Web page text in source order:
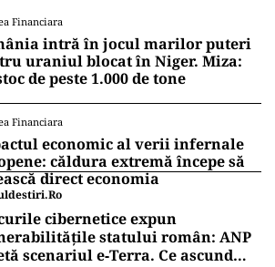
Financiara
intră în jocul marilor puteri
uraniul blocat în Niger. Miza:
de peste 1.000 de tone
Financiara
economic al verii infernale
căldura extremă începe să
direct economia
cibernetice expun
statului român: ANP
scenariul e‑Terra. Ce ascund